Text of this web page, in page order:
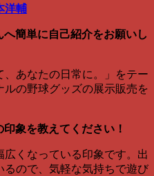
洋輔
簡単に自己紹介をお願いし
、あなたの日常に。」をテー
の野球グッズの展示販売を
象を教えてください！
くなっている印象です。出
るので、気軽な気持ちで遊び